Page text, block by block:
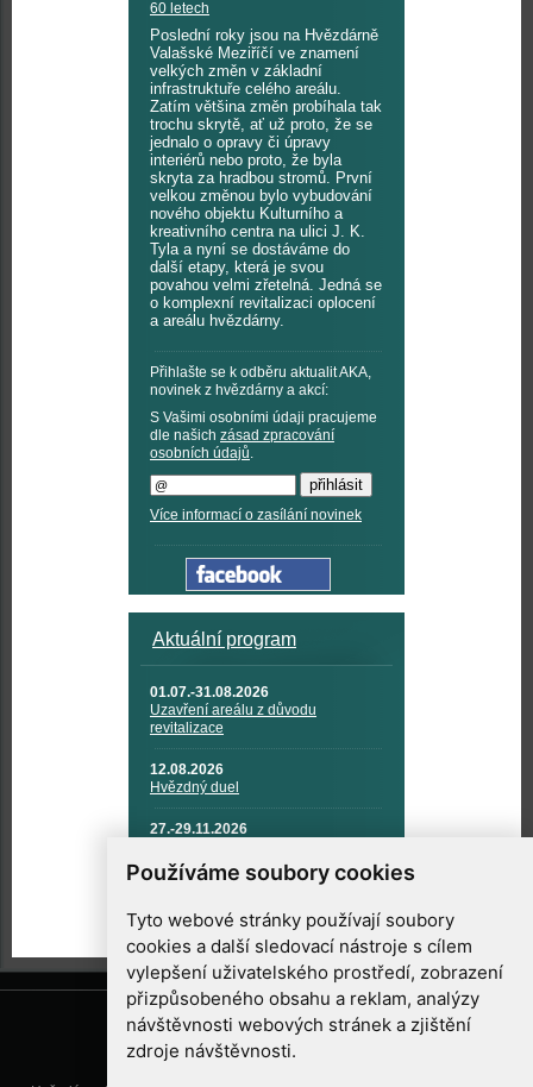
Používáme soubory cookies
Tyto webové stránky používají soubory
cookies a další sledovací nástroje s cílem
vylepšení uživatelského prostředí, zobrazení
přizpůsobeného obsahu a reklam, analýzy
návštěvnosti webových stránek a zjištění
zdroje návštěvnosti.
60 letech
Poslední roky jsou na Hvězdárně
Valašské Meziříčí ve znamení
velkých změn v základní
infrastruktuře celého areálu.
Zatím většina změn probíhala tak
trochu skrytě, ať už proto, že se
jednalo o opravy či úpravy
interiérů nebo proto, že byla
skryta za hradbou stromů. První
velkou změnou bylo vybudování
nového objektu Kulturního a
kreativního centra na ulici J. K.
Tyla a nyní se dostáváme do
další etapy, která je svou
povahou velmi zřetelná. Jedná se
o komplexní revitalizaci oplocení
a areálu hvězdárny.
Přihlašte se k odběru aktualit AKA,
novinek z hvězdárny a akcí:
S Vašimi osobními údaji pracujeme
dle našich zásad zpracování
osobních údajů.
Více informací o zasílání novinek
Aktuální program
01.07.-31.08.2026
Uzavření areálu z důvodu
revitalizace
12.08.2026
Hvězdný duel
27.-29.11.2026
TECHNIKA A KOSMICKÉ
TECHNOLOGIE